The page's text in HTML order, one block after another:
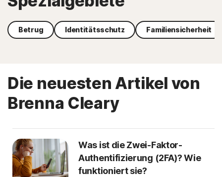
Betrug Identitätsschutz Familiensicherheit
Die neuesten Artikel von
Brenna Cleary
Was ist die Zwei-Faktor-
Authentifizierung (2FA)? Wie
funktioniert sie?